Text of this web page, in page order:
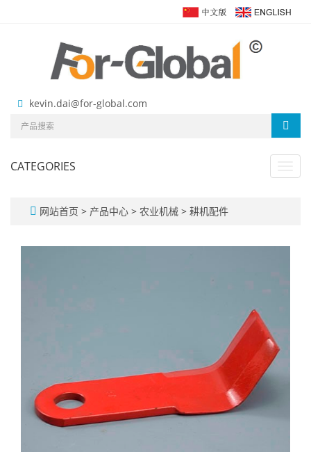
kevin.dai@for-global.com
CATEGORIES
网站首页 > 产品中心 > 农业机械 > 耕机配件